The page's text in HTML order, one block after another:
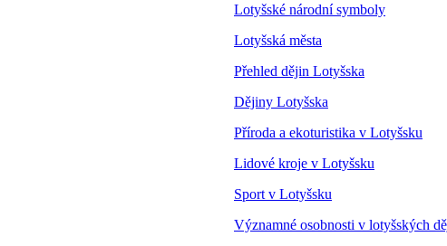
Lotyšské národní symboly
Lotyšská města
Přehled dějin Lotyšska
Dějiny Lotyšska
Příroda a ekoturistika v Lotyšsku
Lidové kroje v Lotyšsku
Sport v Lotyšsku
Významné osobnosti v lotyšských